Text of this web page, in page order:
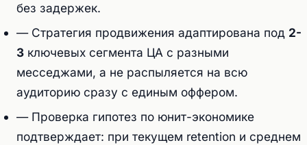
без задержек.
— Стратегия продвижения адаптирована под 2-
3 ключевых сегмента ЦА с разными
месседжами, а не распыляется на всю
аудиторию сразу с единым оффером.
— Проверка гипотез по юнит-экономике
подтверждает: при текущем retention и среднем